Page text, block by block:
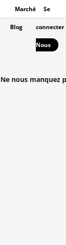
Marché
Blog
Se
connecter
Nous
Ne nous manquez